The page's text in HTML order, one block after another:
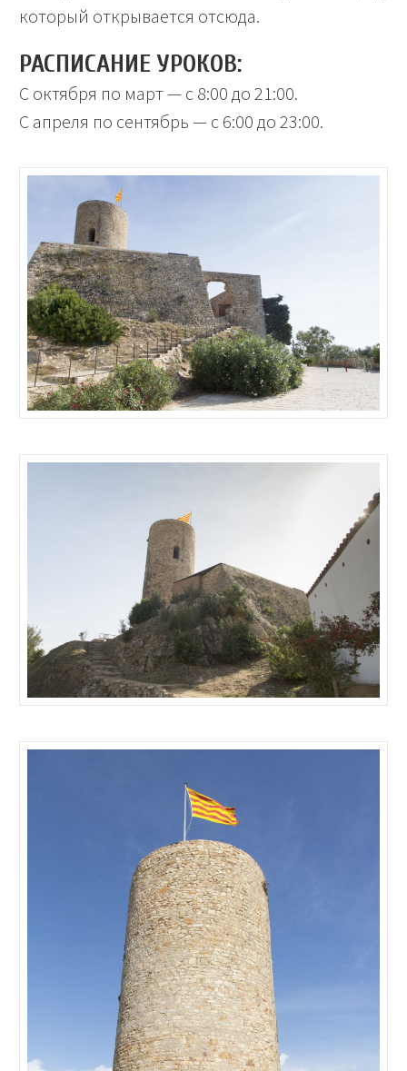
который открывается отсюда.
РАСПИСАНИЕ УРОКОВ:
С октября по март — с 8:00 до 21:00.
С апреля по сентябрь — с 6:00 до 23:00.